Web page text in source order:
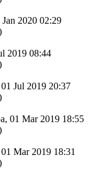
2020 02:29
2019 08:44
Jul 2019 20:37
01 Mar 2019 18:55
Mar 2019 18:31